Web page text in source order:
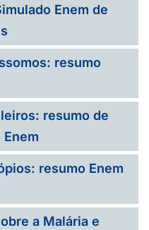
Enem de
resumo
resumo de
resumo Enem
a Malária e